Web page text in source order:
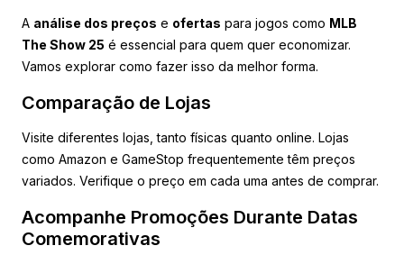
A análise dos preços e ofertas para jogos como MLB
The Show 25 é essencial para quem quer economizar.
Vamos explorar como fazer isso da melhor forma.
Comparação de Lojas
Visite diferentes lojas, tanto físicas quanto online. Lojas
como Amazon e GameStop frequentemente têm preços
variados. Verifique o preço em cada uma antes de comprar.
Acompanhe Promoções Durante Datas
Comemorativas